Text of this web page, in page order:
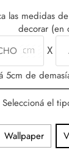
las medidas
decorar (en
X
5cm de
Seleccioná el
Wallpaper